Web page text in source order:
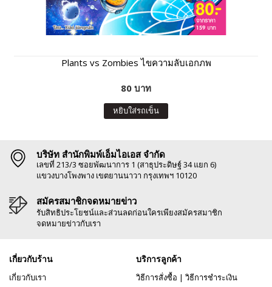
Plants vs Zombies ไขความลับเอกภพ
80 บาท
หยิบใส่รถเข็น
บริษัท สำนักพิมพ์เอ็มไอเอส จำกัด
เลขที่ 213/3 ซอยพัฒนาการ 1 (สาธุประดิษฐ์ 34 แยก 6)
แขวงบางโพงพาง เขตยานนาวา กรุงเทพฯ 10120
สมัครสมาชิกจดหมายข่าว
รับสิทธิประโยชน์และส่วนลดก่อนใครเพียงสมัครสมาชิก
จดหมายข่าวกับเรา
เกี่ยวกับร้าน
เกี่ยวกับเรา
บริการลูกค้า
วิธีการสั่งซื้อ | วิธีการชำระเงิน